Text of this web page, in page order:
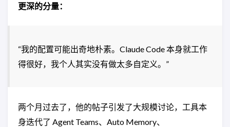
更深的分量：
“我的配置可能出奇地朴素。Claude Code 本身就工作
得很好，我个人其实没有做太多自定义。”
两个月过去了，他的帖子引发了大规模讨论，工具本
身迭代了 Agent Teams、Auto Memory、